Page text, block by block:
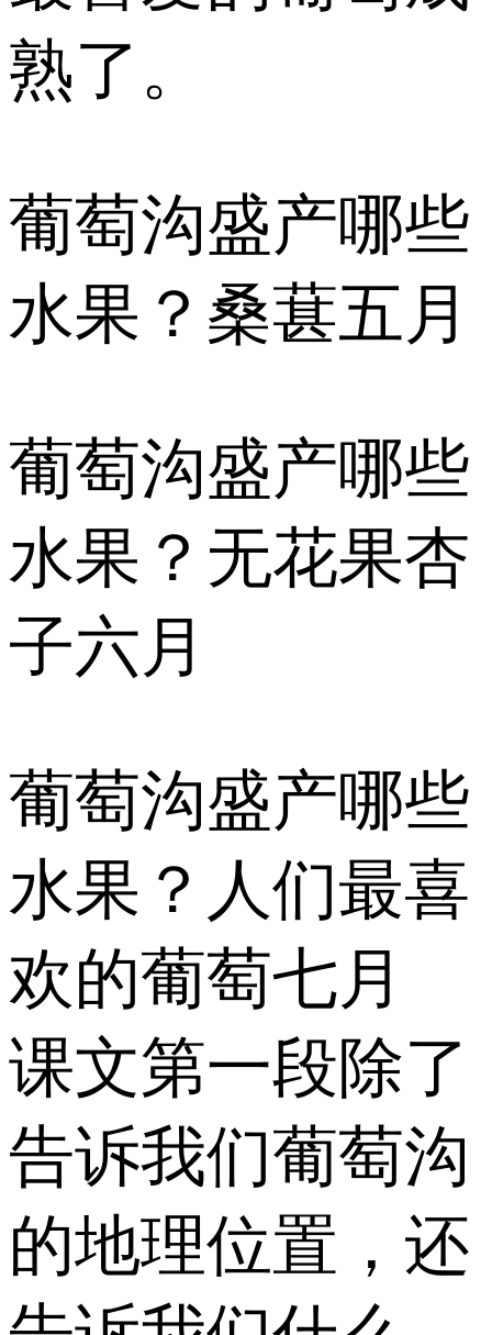
熟了。
葡萄沟盛产哪些
水果？桑葚五月
葡萄沟盛产哪些
水果？无花果杏
子六月
葡萄沟盛产哪些
水果？人们最喜
欢的葡萄七月
课文第一段除了
告诉我们葡萄沟
的地理位置，还